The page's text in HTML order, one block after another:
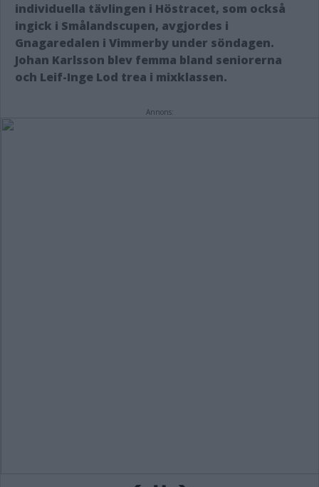
individuella tävlingen i Höstracet, som också
ingick i Smålandscupen, avgjordes i
Gnagaredalen i Vimmerby under söndagen.
Johan Karlsson blev femma bland seniorerna
och Leif-Inge Lod trea i mixklassen.
Annons: